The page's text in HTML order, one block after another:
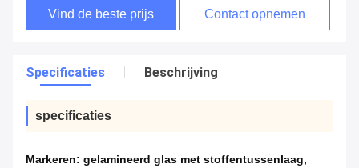
Vind de beste prijs Contact opnemen
Specificaties Beschrijving
specificaties
Markeren: gelamineerd glas met stoffentussenlaag,